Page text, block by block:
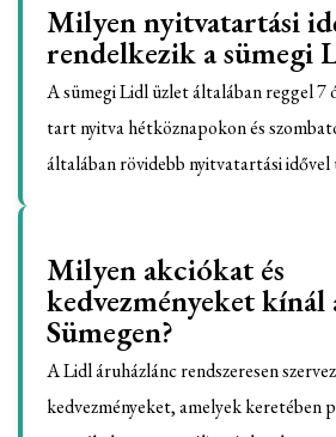
Milyen nyitvatartási
rendelkezik a sümegi
A sümegi Lidl üzlet általában reggel 7
tart nyitva hétköznapokon és
általában rövidebb nyitvatartási idővel
Milyen akciókat és
kedvezményeket
Sümegen?
A Lidl áruházlánc rendszeresen
kedvezményeket, amelyek keretében